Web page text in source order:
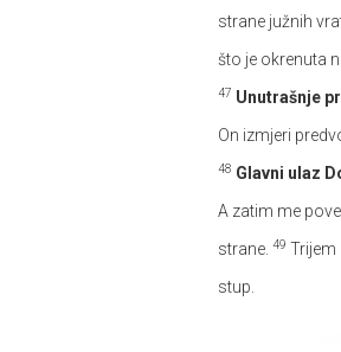
strane južnih
što je okrenuta
47 Unutrašnje
On izmjeri
48 Glavni ulaz
A zatim me
strane. 49 Trijem
stup.